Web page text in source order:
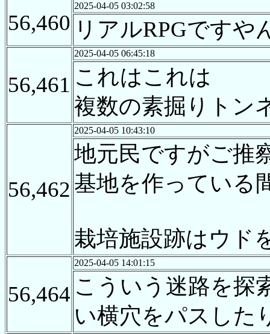
56,460
2025-04-05 03:02:58
リアルRPGです
56,461
2025-04-05 06:45:18
これはこれは
複数の素掘りトン
56,462
2025-04-05 10:43:10
地元民ですがご推
基地を作っている
栽培施設跡はウド
56,464
2025-04-05 14:01:15
こういう迷路を探
い横穴をパスした